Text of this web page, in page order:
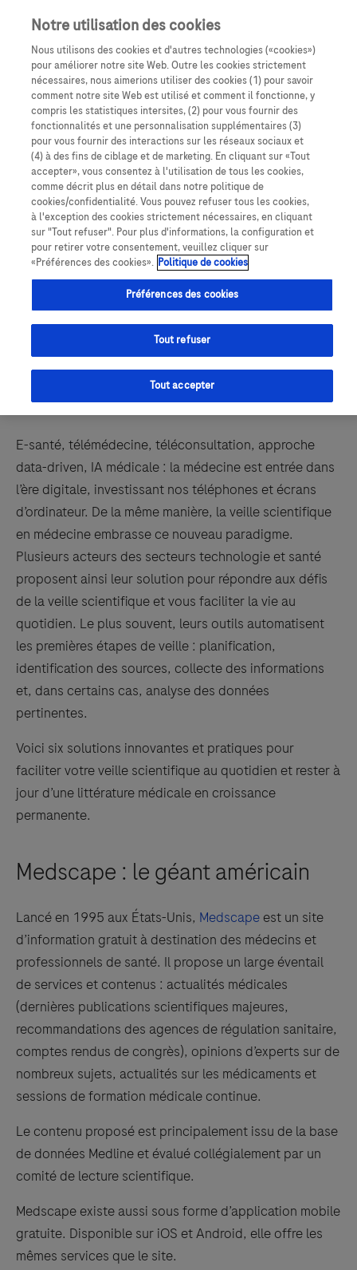
90 secondes : la minute 30 qui fait la
différence
Quelle solution choisir en fonction de vos besoins ?
E-santé, télémédecine, téléconsultation, approche
data-driven, IA médicale : la médecine est entrée dans
l’ère digitale, investissant nos téléphones et écrans
d’ordinateur. De la même manière, la veille scientifique
en médecine embrasse ce nouveau paradigme.
Plusieurs acteurs des secteurs technologie et santé
proposent ainsi leur solution pour répondre aux défis
de la veille scientifique et vous faciliter la vie au
quotidien. Le plus souvent, leurs outils automatisent
les premières étapes de veille : planification,
identification des sources, collecte des informations
et, dans certains cas, analyse des données
pertinentes.
Voici six solutions innovantes et pratiques pour
faciliter votre veille scientifique au quotidien et rester à
jour d’une littérature médicale en croissance
permanente.
Medscape : le géant américain
Lancé en 1995 aux États-Unis, Medscape est un site
d’information gratuit à destination des médecins et
professionnels de santé. Il propose un large éventail
de services et contenus : actualités médicales
(dernières publications scientifiques majeures,
recommandations des agences de régulation sanitaire,
comptes rendus de congrès), opinions d’experts sur de
nombreux sujets, actualités sur les médicaments et
sessions de formation médicale continue.
Le contenu proposé est principalement issu de la base
de données Medline et évalué collégialement par un
comité de lecture scientifique.
Medscape existe aussi sous forme d’application mobile
gratuite. Disponible sur iOS et Android, elle offre les
mêmes services que le site.
Notre utilisation des cookies
Nous utilisons des cookies et d'autres technologies («cookies»)
pour améliorer notre site Web. Outre les cookies strictement
nécessaires, nous aimerions utiliser des cookies (1) pour savoir
comment notre site Web est utilisé et comment il fonctionne, y
compris les statistiques intersites, (2) pour vous fournir des
fonctionnalités et une personnalisation supplémentaires (3)
pour vous fournir des interactions sur les réseaux sociaux et
(4) à des fins de ciblage et de marketing. En cliquant sur «Tout
accepter», vous consentez à l'utilisation de tous les cookies,
comme décrit plus en détail dans notre politique de
cookies/confidentialité. Vous pouvez refuser tous les cookies,
à l'exception des cookies strictement nécessaires, en cliquant
sur "Tout refuser". Pour plus d'informations, la configuration et
pour retirer votre consentement, veuillez cliquer sur
«Préférences des cookies». Politique de cookies
Préférences des cookies
Tout refuser
Tout accepter